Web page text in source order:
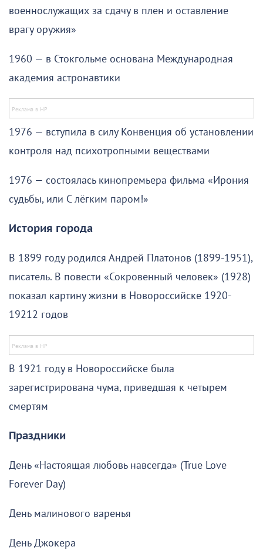
военнослужащих за сдачу в плен и оставление
врагу оружия»
1960 — в Стокгольме основана Международная
академия астронавтики
1976 — вступила в силу Конвенция об установлении
контроля над психотропными веществами
1976 — состоялась кинопремьера фильма «Ирония
судьбы, или С лёгким паром!»
История города
В 1899 году родился Андрей Платонов (1899-1951),
писатель. В повести «Сокровенный человек» (1928)
показал картину жизни в Новороссийске 1920-
19212 годов
В 1921 году в Новороссийске была
зарегистрирована чума, приведшая к четырем
смертям
Праздники
День «Настоящая любовь навсегда» (True Love
Forever Day)
День малинового варенья
День Джокера